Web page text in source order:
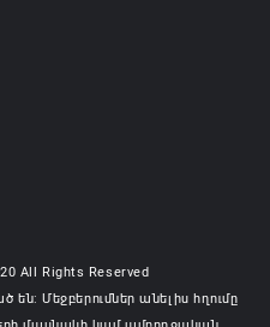
All Rights Reserved
Մեջբերումներ անելիս հղումը